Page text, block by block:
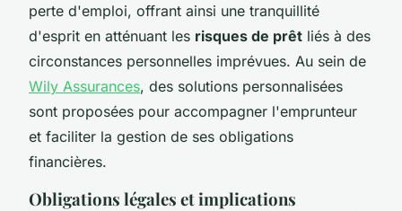
perte d'emploi, offrant ainsi une tranquillité
d'esprit en atténuant les risques de prêt liés à des
circonstances personnelles imprévues. Au sein de
Wily Assurances, des solutions personnalisées
sont proposées pour accompagner l'emprunteur
et faciliter la gestion de ses obligations
financières.
Obligations légales et implications